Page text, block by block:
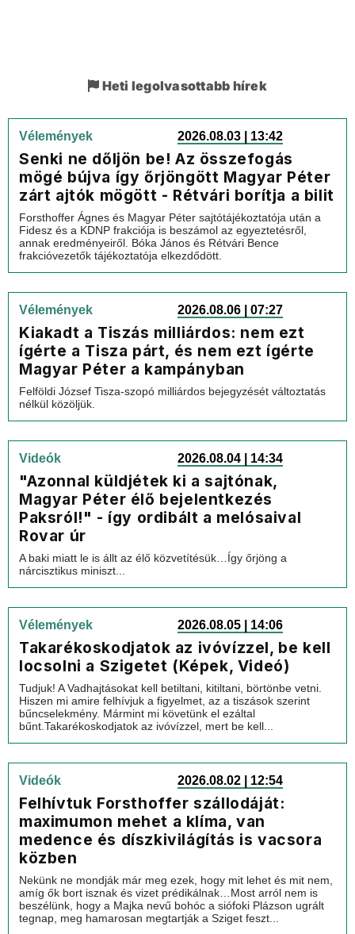
Heti legolvasottabb hírek
Vélemények 2026.08.03 | 13:42
Senki ne dőljön be! Az összefogás
mögé bújva így őrjöngött Magyar Péter
zárt ajtók mögött - Rétvári borítja a bilit
Forsthoffer Ágnes és Magyar Péter sajtótájékoztatója után a
Fidesz és a KDNP frakciója is beszámol az egyeztetésről,
annak eredményeiről. Bóka János és Rétvári Bence
frakcióvezetők tájékoztatója elkezdődött.
Vélemények 2026.08.06 | 07:27
Kiakadt a Tiszás milliárdos: nem ezt
ígérte a Tisza párt, és nem ezt ígérte
Magyar Péter a kampányban
Felföldi József Tisza-szopó milliárdos bejegyzését változtatás
nélkül közöljük.
Videók 2026.08.04 | 14:34
"Azonnal küldjétek ki a sajtónak,
Magyar Péter élő bejelentkezés
Paksról!" - így ordibált a melósaival
Rovar úr
A baki miatt le is állt az élő közvetítésük…Így őrjöng a
nárcisztikus miniszt...
Vélemények 2026.08.05 | 14:06
Takarékoskodjatok az ivóvízzel, be kell
locsolni a Szigetet (Képek, Videó)
Tudjuk! A Vadhajtásokat kell betiltani, kitiltani, börtönbe vetni.
Hiszen mi amire felhívjuk a figyelmet, az a tiszások szerint
bűncselekmény. Mármint mi követünk el ezáltal
bűnt.Takarékoskodjatok az ivóvízzel, mert be kell...
Videók 2026.08.02 | 12:54
Felhívtuk Forsthoffer szállodáját:
maximumon mehet a klíma, van
medence és díszkivilágítás is vacsora
közben
Nekünk ne mondják már meg ezek, hogy mit lehet és mit nem,
amíg ők bort isznak és vizet prédikálnak…Most arról nem is
beszélünk, hogy a Majka nevű bohóc a siófoki Plázson ugrált
tegnap, meg hamarosan megtartják a Sziget feszt...